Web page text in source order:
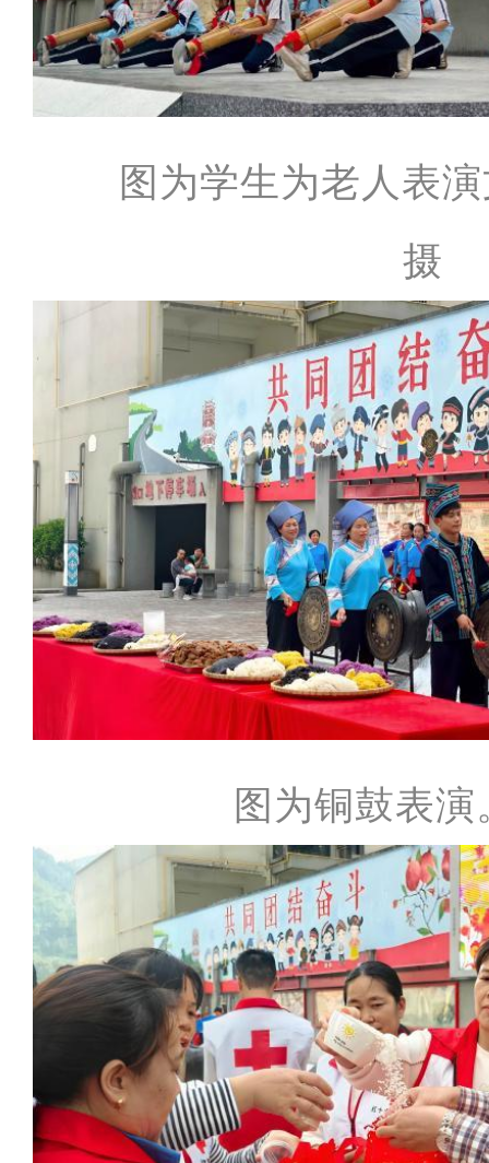
图为学生为老人表
摄
图为铜鼓表